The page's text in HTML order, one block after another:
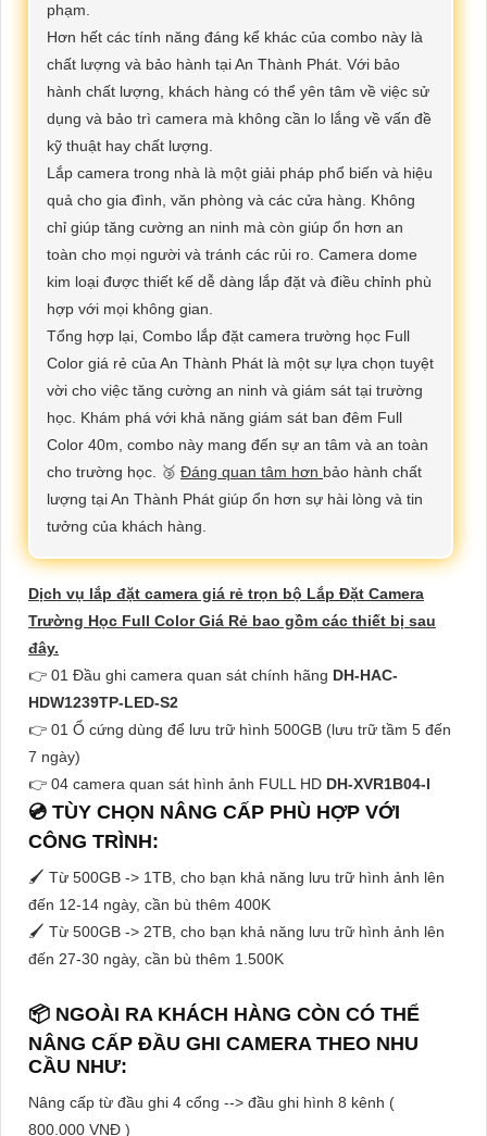
phạm.
Hơn hết các tính năng đáng kể khác của combo này là
chất lượng và bảo hành tại An Thành Phát. Với bảo
hành chất lượng, khách hàng có thể yên tâm về việc sử
dụng và bảo trì camera mà không cần lo lắng về vấn đề
kỹ thuật hay chất lượng.
Lắp camera trong nhà là một giải pháp phổ biến và hiệu
quả cho gia đình, văn phòng và các cửa hàng. Không
chỉ giúp tăng cường an ninh mà còn giúp ổn hơn an
toàn cho mọi người và tránh các rủi ro. Camera dome
kim loại được thiết kế dễ dàng lắp đặt và điều chỉnh phù
hợp với mọi không gian.
Tổng hợp lại, Combo lắp đặt camera trường học Full
Color giá rẻ của An Thành Phát là một sự lựa chọn tuyệt
vời cho việc tăng cường an ninh và giám sát tại trường
học. Khám phá với khả năng giám sát ban đêm Full
Color 40m, combo này mang đến sự an tâm và an toàn
cho trường học. 🥉 Đáng quan tâm hơn bảo hành chất
lượng tại An Thành Phát giúp ổn hơn sự hài lòng và tin
tưởng của khách hàng.
Dịch vụ lắp đặt camera giá rẻ trọn bộ Lắp Đặt Camera
Trường Học Full Color Giá Rẻ bao gồm các thiết bị sau
đây.
👉 01 Đầu ghi camera quan sát chính hãng DH-HAC-
HDW1239TP-LED-S2
👉 01 Ổ cứng dùng để lưu trữ hình 500GB (lưu trữ tầm 5 đến
7 ngày)
👉 04 camera quan sát hình ảnh FULL HD DH-XVR1B04-I
💿 TÙY CHỌN NÂNG CẤP PHÙ HỢP VỚI
CÔNG TRÌNH:
🖌 Từ 500GB -> 1TB, cho bạn khả năng lưu trữ hình ảnh lên
đến 12-14 ngày, cần bù thêm 400K
🖌 Từ 500GB -> 2TB, cho bạn khả năng lưu trữ hình ảnh lên
đến 27-30 ngày, cần bù thêm 1.500K
📦 NGOÀI RA KHÁCH HÀNG CÒN CÓ THỂ
NÂNG CẤP ĐẦU GHI CAMERA THEO NHU
CẦU NHƯ:
Nâng cấp từ đầu ghi 4 cổng --> đầu ghi hình 8 kênh (
800.000 VNĐ )